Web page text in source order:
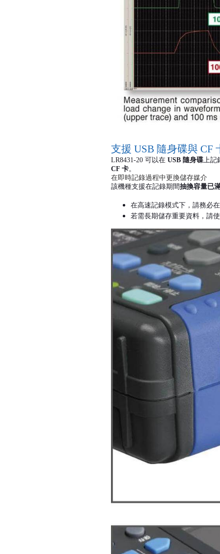
支援 USB 隨身碟與 CF
LR8431-20 可以在 USB 隨身碟上記
CF 卡。
在即時記錄過程中更換儲存媒介
該機種支援在記錄期間抽換容量已
在高速記錄模式下，請務必
若需長期儲存重要資料，請